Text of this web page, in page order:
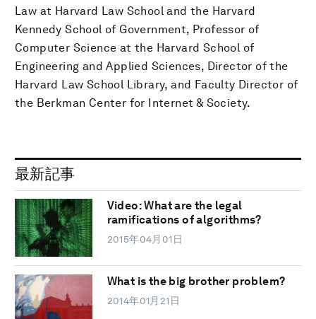
Law at Harvard Law School and the Harvard
Kennedy School of Government, Professor of
Computer Science at the Harvard School of
Engineering and Applied Sciences, Director of the
Harvard Law School Library, and Faculty Director of
the Berkman Center for Internet & Society.
最新記事
Video: What are the legal
ramifications of algorithms?
2015年04月01日
What is the big brother problem?
2014年01月21日